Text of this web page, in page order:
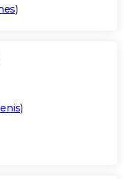
)
)